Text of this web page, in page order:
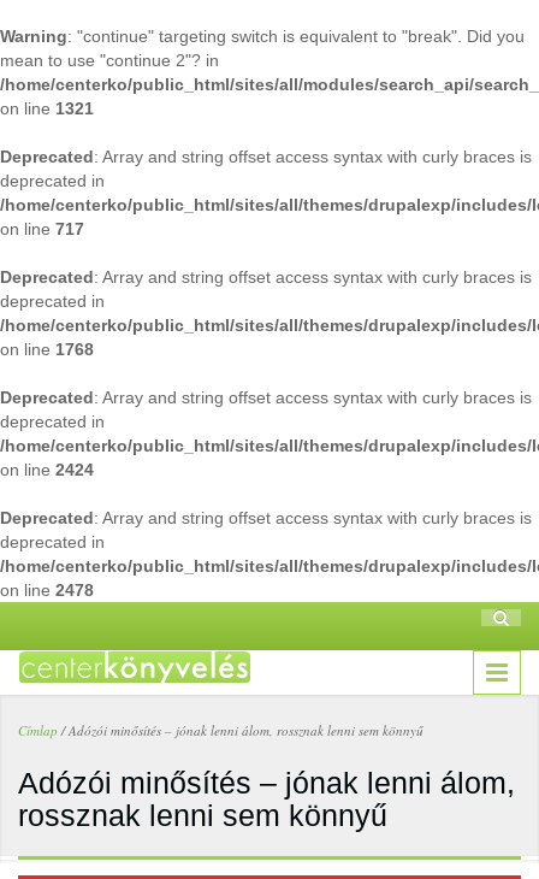
Warning: "continue" targeting switch is equivalent to "break". Did you
mean to use "continue 2"? in
/home/centerko/public_html/sites/all/modules/search_api/
on line 1321
Deprecated: Array and string offset access syntax with curly braces is
deprecated in
/home/centerko/public_html/sites/all/themes/drupalexp/includes/
on line 717
Deprecated: Array and string offset access syntax with curly braces is
deprecated in
/home/centerko/public_html/sites/all/themes/drupalexp/includes/
on line 1768
Deprecated: Array and string offset access syntax with curly braces is
deprecated in
/home/centerko/public_html/sites/all/themes/drupalexp/includes/
on line 2424
Deprecated: Array and string offset access syntax with curly braces is
deprecated in
/home/centerko/public_html/sites/all/themes/drupalexp/includes/
on line 2478
Jelenlegi hely
Címlap /Adózói minősítés – jónak lenni álom, rossznak lenni sem könnyű
Adózói minősítés – jónak lenni álom,
rossznak lenni sem könnyű